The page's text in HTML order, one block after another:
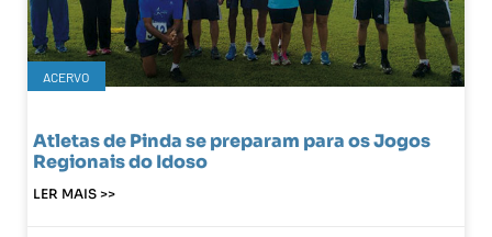
ACERVO
Atletas de Pinda se preparam para os Jogos
Regionais do Idoso
LER MAIS >>